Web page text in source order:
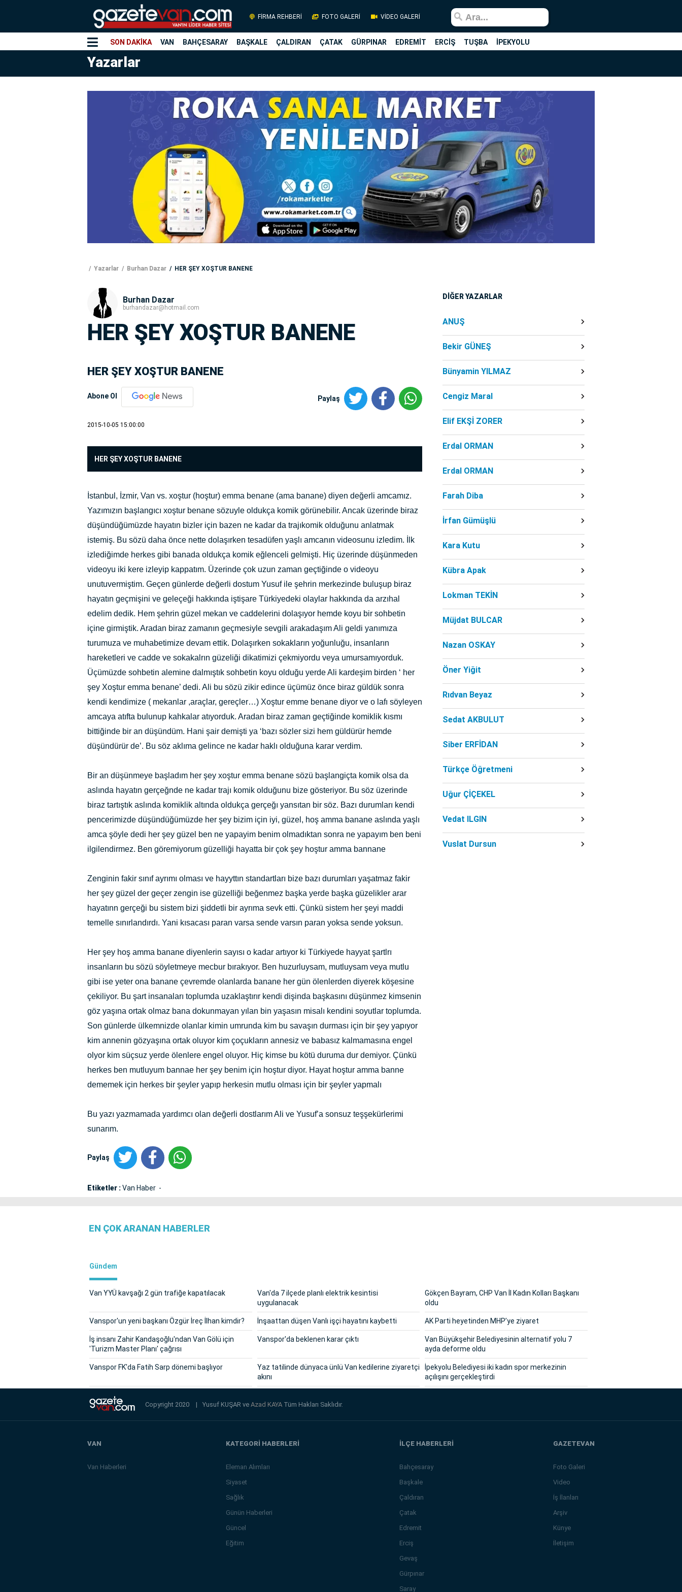
FİRMA REHBERİ FOTO GALERİ VİDEO GALERİ
SON DAKİKA VAN BAHÇESARAY BAŞKALE ÇALDIRAN ÇATAK GÜRPINAR EDREMİT ERCİŞ TUŞBA İPEKYOLU
Yazarlar
Yazarlar Burhan Dazar HER ŞEY XOŞTUR BANENE
Burhan Dazar
burhandazar@hotmail.com
HER ŞEY XOŞTUR BANENE
HER ŞEY XOŞTUR BANENE
Abone Ol Paylaş
2015-10-05 15:00:00
HER ŞEY XOŞTUR BANENE
İstanbul, İzmir, Van vs. xoştur (hoştur) emma benane (ama banane) diyen değerli amcamız.
Yazımızın başlangıcı xoştur benane sözuyle oldukça komik görünebilir. Ancak üzerinde biraz
düşündüğümüzde hayatın bizler için bazen ne kadar da trajıkomik olduğunu anlatmak
istemiş. Bu sözü daha önce nette dolaşırken tesadüfen yaşlı amcanın videosunu izledim. İlk
izlediğimde herkes gibi banada oldukça komik eğlenceli gelmişti. Hiç üzerinde düşünmeden
videoyu iki kere izleyip kappatım. Üzerinde çok uzun zaman geçtiğinde o videoyu
unutuvermiştim. Geçen günlerde değerli dostum Yusuf ile şehrin merkezinde buluşup biraz
hayatın geçmişini ve geleçeği hakkında iştişare Türkiyedeki olaylar hakkında da arzıhal
edelim dedik. Hem şehrin güzel mekan ve caddelerini dolaşıyor hemde koyu bir sohbetin
içine girmiştik. Aradan biraz zamanın geçmesiyle sevgili arakadaşım Ali geldi yanımıza
turumuza ve muhabetimize devam ettik. Dolaşırken sokakların yoğunluğu, insanların
hareketleri ve cadde ve sokakalrın güzeliği dikatimizi çekmiyordu veya umursamıyorduk.
Üçümüzde sohbetin alemine dalmıştık sohbetin koyu olduğu yerde Ali kardeşim birden ‘ her
şey Xoştur emma benane’ dedi. Ali bu sözü zikir edince üçümüz önce biraz güldük sonra
kendi kendimize ( mekanlar ,araçlar, gereçler…) Xoştur emme benane diyor ve o lafı söyleyen
amcaya atıfta bulunup kahkalar atıyorduk. Aradan biraz zaman geçtiğinde komiklik kısmı
bittiğinde bir an düşündüm. Hani şair demişti ya ‘bazı sözler sizi hem güldürür hemde
düşündürür de’. Bu söz aklıma gelince ne kadar haklı olduğuna karar verdim.
Bir an düşünmeye başladım her şey xoştur emma benane sözü başlangiçta komik olsa da
aslında hayatın gerçeğnde ne kadar trajı komik olduğunu bize gösteriyor. Bu söz üzerinde
biraz tartıştık aslında komiklik altında oldukça gerçeğı yansıtan bir söz. Bazı durumları kendi
pencerimizde düşündüğümüzde her şey bizim için iyi, güzel, hoş amma banane aslında yaşlı
amca şöyle dedi her şey güzel ben ne yapayim benim olmadıktan sonra ne yapayım ben beni
ilgilendirmez. Ben göremiyorum güzelliği hayatta bir çok şey hoştur amma bannane
Zenginin fakir sınıf ayrımı olması ve hayyttın standartları bize bazı durumları yaşatmaz fakir
her şey güzel der geçer zengin ise güzelliği beğenmez başka yerde başka güzelikler arar
hayatınn gerçeği bu sistem bizi şiddetli bir ayrıma sevk etti. Çünkü sistem her şeyi maddi
temelle sınırlandırdı. Yani kısacası paran varsa sende varsın paran yoksa sende yoksun.
Her şey hoş amma banane diyenlerin sayısı o kadar artıyor ki Türkiyede hayyat şartlrı
insanların bu sözü söyletmeye mecbur bırakıyor. Ben huzurluysam, mutluysam veya mutlu
gibi ise yeter ona banane çevremde olanlarda banane her gün ölenlerden diyerek köşesine
çekiliyor. Bu şart insanaları toplumda uzaklaştırır kendi dişinda başkasını düşünmez kimsenin
göz yaşına ortak olmaz bana dokunmayan yılan bin yaşasın misalı kendini soyutlar toplumda.
Son günlerde ülkemnizde olanlar kimin umrunda kim bu savaşın durması için bir şey yapıyor
kim annenin gözyaşına ortak oluyor kim çoçukların annesiz ve babasız kalmamasına engel
olyor kim süçsuz yerde ölenlere engel oluyor. Hiç kimse bu kötü duruma dur demiyor. Çünkü
herkes ben mutluyum bannae her şey benim için hoştur diyor. Hayat hoştur amma banne
dememek için herkes bir şeyler yapıp herkesin mutlu olması için bir şeyler yapmalı
Bu yazı yazmamada yardımcı olan değerli dostlarım Ali ve Yusuf’a sonsuz teşşekürlerimi
sunarım.
Paylaş
Etiketler :Van Haber
DİĞER YAZARLAR
ANUŞ
Bekir GÜNEŞ
Bünyamin YILMAZ
Cengiz Maral
Elif EKŞİ ZORER
Erdal ORMAN
Erdal ORMAN
Farah Diba
İrfan Gümüşlü
Kara Kutu
Kübra Apak
Lokman TEKİN
Müjdat BULCAR
Nazan OSKAY
Öner Yiğit
Rıdvan Beyaz
Sedat AKBULUT
Siber ERFİDAN
Türkçe Öğretmeni
Uğur ÇİÇEKEL
Vedat ILGIN
Vuslat Dursun
EN ÇOK ARANAN HABERLER
Gündem
Van YYÜ kavşağı 2 gün trafiğe kapatılacak
Van'da 7 ilçede planlı elektrik kesintisi
uygulanacak
Gökçen Bayram, CHP Van İl Kadın Kolları Başkanı
oldu
Vanspor'un yeni başkanı Özgür İreç İlhan kimdir? İnşaattan düşen Vanlı işçi hayatını kaybetti AK Parti heyetinden MHP’ye ziyaret
İş insanı Zahir Kandaşoğlu'ndan Van Gölü için
'Turizm Master Planı' çağrısı
Vanspor'da beklenen karar çıktı
Van Büyükşehir Belediyesinin alternatif yolu 7
ayda deforme oldu
Vanspor FK'da Fatih Sarp dönemi başlıyor
Yaz tatilinde dünyaca ünlü Van kedilerine ziyaretçi
akını
İpekyolu Belediyesi iki kadın spor merkezinin
açılışını gerçekleştirdi
Copyright 2020 | Yusuf KUŞAR veAzad KAYA Tüm Hakları Saklıdır.
VAN
Van Haberleri
KATEGORİ HABERLERİ
Eleman Alımları
Siyaset
Sağlık
Günün Haberleri
Güncel
Eğitim
İLÇE HABERLERİ
Bahçesaray
Başkale
Çaldıran
Çatak
Edremit
Erciş
Gevaş
Gürpınar
Saray
GAZETEVAN
Foto Galeri
Video
İş İlanları
Arşiv
Künye
İletişim